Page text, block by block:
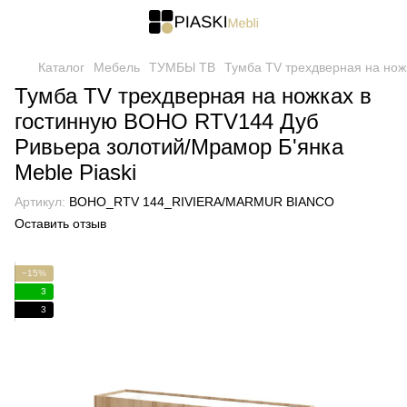
Каталог Мебель ТУМБЫ ТВ Тумба TV трехдверная на
Тумба TV трехдверная на ножках в
гостинную BOHO RTV144 Дуб
Ривьера золотий/Мрамор Б'янка
Meble Piaski
Артикул: BOHO_RTV 144_RIVIERA/MARMUR BIANCO
Оставить отзыв
−15%
3
3